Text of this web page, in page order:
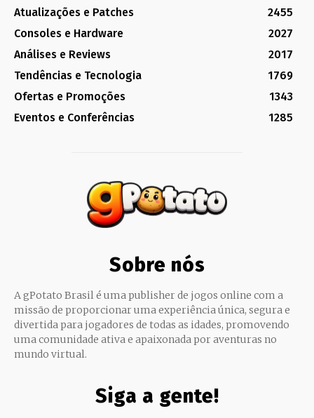
Atualizações e Patches
2455
Consoles e Hardware
2027
Análises e Reviews
2017
Tendências e Tecnologia
1769
Ofertas e Promoções
1343
Eventos e Conferências
1285
Sobre nós
A gPotato Brasil é uma publisher de jogos online com a
missão de proporcionar uma experiência única, segura e
divertida para jogadores de todas as idades, promovendo
uma comunidade ativa e apaixonada por aventuras no
mundo virtual.
Siga a gente!